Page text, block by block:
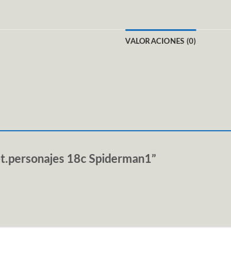
VALORACIONES (0)
18c Spiderman1”